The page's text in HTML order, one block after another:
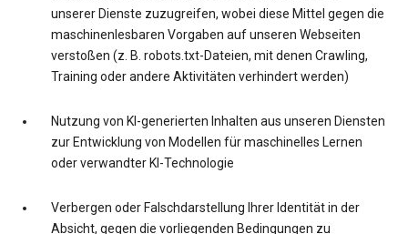
unserer Dienste zuzugreifen, wobei diese Mittel gegen die
maschinenlesbaren Vorgaben auf unseren Webseiten
verstoßen (z. B. robots.txt-Dateien, mit denen Crawling,
Training oder andere Aktivitäten verhindert werden)
Nutzung von KI-generierten Inhalten aus unseren Diensten
zur Entwicklung von Modellen für maschinelles Lernen
oder verwandter KI-Technologie
Verbergen oder Falschdarstellung Ihrer Identität in der
Absicht, gegen die vorliegenden Bedingungen zu